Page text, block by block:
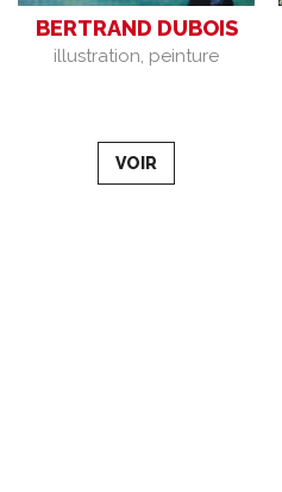
Bertrand
DUBOIS
BERTRAND DUBOIS
illustration, peinture
VOIR